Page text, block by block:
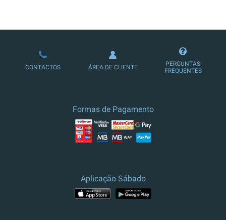
LOJA DE ASSINATURAS
CONTACTOS ÁREA DE CLIENTE
PERGUNTAS
FREQUENTES
Formas de Pagamento
Aplicação Sábado